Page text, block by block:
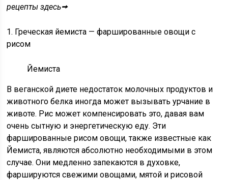
рецепты здесь🠪
1. Греческая йемиста — фаршированные овощи с
рисом
Йемиста
В веганской диете недостаток молочных продуктов и
животного белка иногда может вызывать урчание в
животе. Рис может компенсировать это, давая вам
очень сытную и энергетическую еду. Эти
фаршированные рисом овощи, также известные как
Йемиста, являются абсолютно необходимыми в этом
случае. Они медленно запекаются в духовке,
фаршируются свежими овощами, мятой и рисовой